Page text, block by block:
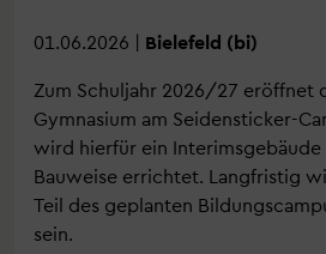
01.06.2026 | Bielefeld (bi)
Zum Schuljahr 2026/27 eröffnet
Gymnasium am Seidensticker-
wird hierfür ein
Bauweise errichtet. Langfristig
Teil des geplanten
sein.